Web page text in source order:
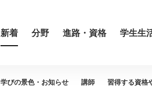
新着 分野 進路・資格 学生生
学びの景色・ お知らせ 講師 習得する資格